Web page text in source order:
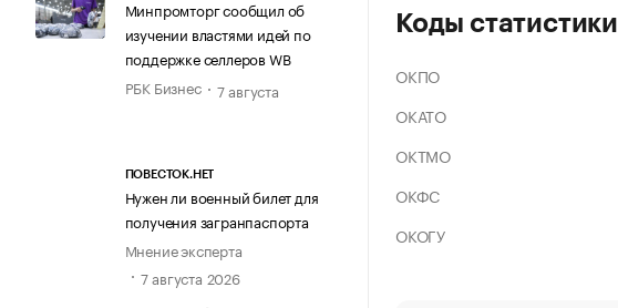
Минпромторг сообщил об
изучении властями идей по
поддержке селлеров WB
РБК Бизнес
7 августа
ПОВЕСТОК.НЕТ
Нужен ли военный билет для
получения загранпаспорта
Мнение эксперта
7 августа 2026
Коды статистики
ОКПО
ОКАТО
ОКТМО
ОКФС
ОКОГУ